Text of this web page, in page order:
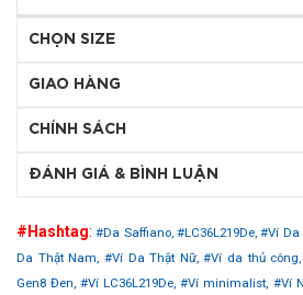
CHỌN SIZE
GIAO HÀNG
CHÍNH SÁCH
ĐÁNH GIÁ & BÌNH LUẬN
#Hashtag:#Da Saffiano, #LC36L219De,#Ví
Da Thật Nam, #Ví Da Thật Nữ,#Ví da thủ công,
Gen8 Đen,#Ví LC36L219De,#Ví minimalist, #Ví